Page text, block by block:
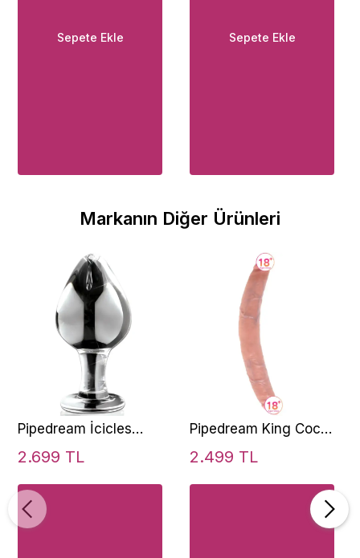
Sepete Ekle Sepete Ekle
Markanın Diğer Ürünleri
Pipedream İcicles
No.25 Hand Blown
Dildo
2.699 TL
Pipedream King Cock
Small Double Trouble
Penis
2.499 TL